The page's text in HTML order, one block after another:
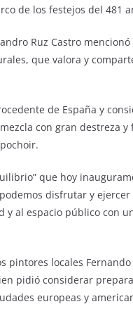
de los festejos del 481
Ruz Castro
que valora y
de España y
con gran destreza
que hoy
disfrutar y
y al espacio público con
pintores locales
pidió considerar
europeas y